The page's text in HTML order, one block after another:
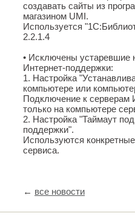
создавать сайты из
магазином UMI.
Используется
2.2.1.4
• Исключены устаревшие
Интернет-поддержки:
1. Настройка
компьютере или
Подключение к серверам
только на компьютере
2. Настройка "Таймаут
поддержки".
Используются
сервиса.
← все новости